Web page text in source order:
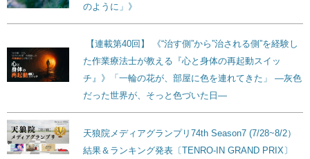
のように」》
【連載第40回】 《“治す側”から”治される側”を経験し
た作業療法士が教える『心と身体の再起動スイッ
チ』》「一輪の花が、部屋に色を連れてきた」 ―灰色
だった世界が、そっと色づいた日―
天狼院メディアグランプリ74th Season7 (7/28~8/2）
結果＆ランキング発表〔TENRO-IN GRAND PRIX〕